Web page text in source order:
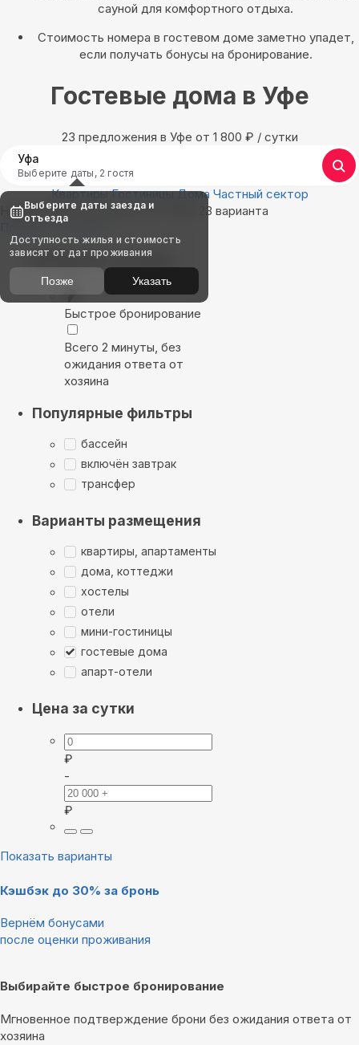
сауной для комфортного отдыха.
Стоимость номера в гостевом доме заметно упадет,
если получать бонусы на бронирование.
Гостевые дома в Уфе
23 предложения в Уфе oт 1 800 ₽ / сутки
Уфа
Выберите даты, 2 гостя
Квартиры Гостиницы Дома Частный сектор
Найдём, где остановиться в Уфе: 23 варианта
Показать на карте
Выбирайте лучшее
Быстрое бронирование
Всего 2 минуты, без
ожидания ответа от
хозяина
Популярные фильтры
бассейн
включён завтрак
трансфер
Варианты размещения
квартиры, апартаменты
дома, коттеджи
хостелы
отели
мини-гостиницы
гостевые дома
апарт-отели
Цена за сутки
₽
-
₽
Показать варианты
Кэшбэк до 30% за бронь
Вернём бонусами
после оценки проживания
Выбирайте быстрое бронирование
Мгновенное подтверждение брони без ожидания ответа от
хозяина
Выберите даты заезда и
отъезда
Доступность жилья и стоимость
зависят от дат проживания
Позже Указать